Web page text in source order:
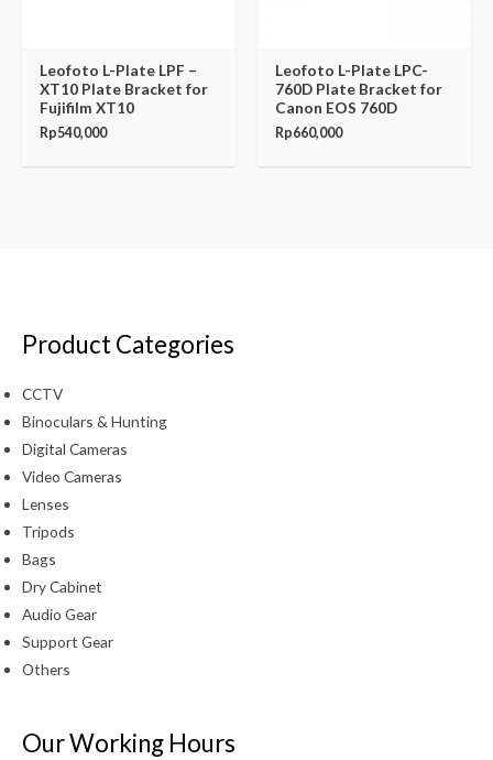
Leofoto L-Plate LPF –
XT10 Plate Bracket for
Fujifilm XT10
Rp540,000
Leofoto L-Plate LPC-
760D Plate Bracket for
Canon EOS 760D
Rp660,000
Product Categories
CCTV
Binoculars & Hunting
Digital Cameras
Video Cameras
Lenses
Tripods
Bags
Dry Cabinet
Audio Gear
Support Gear
Others
Our Working Hours